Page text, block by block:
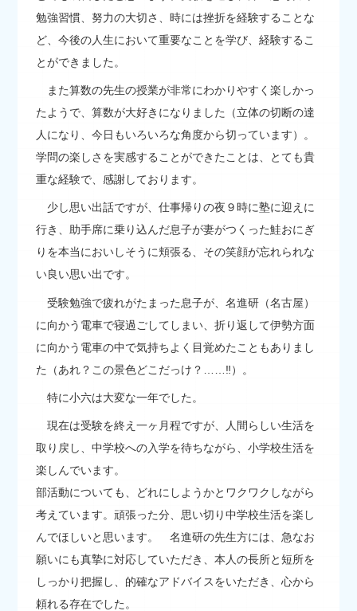
勉強習慣、努力の大切さ、時には挫折を経験することな
ど、今後の人生において重要なことを学び、経験するこ
とができました。
また算数の先生の授業が非常にわかりやすく楽しかっ
たようで、算数が大好きになりました（立体の切断の達
人になり、今日もいろいろな角度から切っています）。
学問の楽しさを実感することができたことは、とても貴
重な経験で、感謝しております。
少し思い出話ですが、仕事帰りの夜９時に塾に迎えに
行き、助手席に乗り込んだ息子が妻がつくった鮭おにぎ
りを本当においしそうに頬張る、その笑顔が忘れられな
い良い思い出です。
受験勉強で疲れがたまった息子が、名進研（名古屋）
に向かう電車で寝過ごしてしまい、折り返して伊勢方面
に向かう電車の中で気持ちよく目覚めたこともありまし
た（あれ？この景色どこだっけ？……‼）。
特に小六は大変な一年でした。
現在は受験を終え一ヶ月程ですが、人間らしい生活を
取り戻し、中学校への入学を待ちながら、小学校生活を
楽しんでいます。
部活動についても、どれにしようかとワクワクしながら
考えています。頑張った分、思い切り中学校生活を楽し
んでほしいと思います。 名進研の先生方には、急なお
願いにも真摯に対応していただき、本人の長所と短所を
しっかり把握し、的確なアドバイスをいただき、心から
頼れる存在でした。